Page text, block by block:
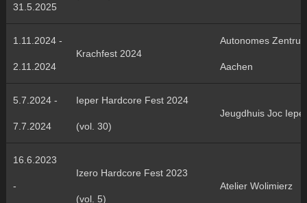
31.5.2025
1.11.2024 -
2.11.2024
Krachfest 2024
Autonomes
Aachen
5.7.2024 -
7.7.2024
Ieper Hardcore Fest 2024
(vol. 30)
Jeugdhuis Joc Ieper
16.6.2023
-
Izero Hardcore Fest 2023
(vol. 5)
Atelier Wolimierz